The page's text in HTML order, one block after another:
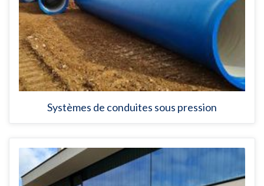
Systèmes de conduites sous pression